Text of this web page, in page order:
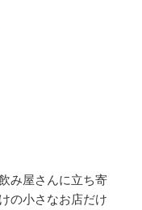
み屋さんに立ち寄
の小さなお店だけ